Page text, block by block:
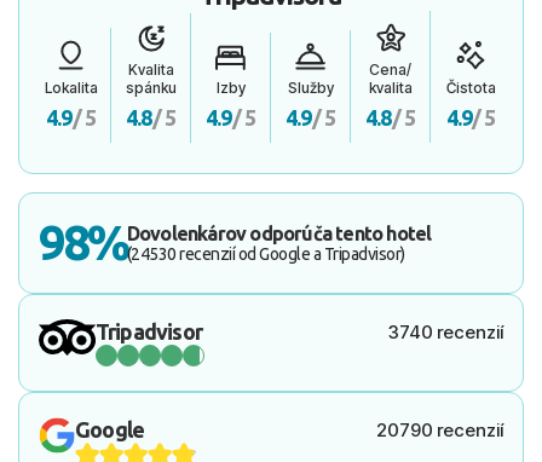
Lokalita
4.9/ 5
Kvalita
spánku
4.8/ 5
Izby
4.9/ 5
Služby
4.9/ 5
Cena/
kvalita
4.8/ 5
Čistota
4.9/ 5
98%Dovolenkárov odporúča tento hotel
(24530 recenzií od Google a Tripadvisor)
Tripadvisor 3740 recenzií
Google 20790 recenzií